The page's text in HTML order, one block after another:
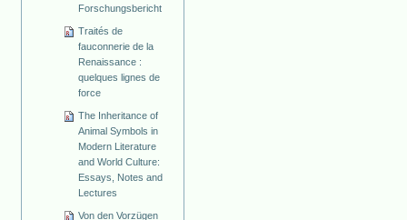
Forschungsbericht
Traités de
fauconnerie de la
Renaissance :
quelques lignes de
force
The Inheritance of
Animal Symbols in
Modern Literature
and World Culture:
Essays, Notes and
Lectures
Von den Vorzügen